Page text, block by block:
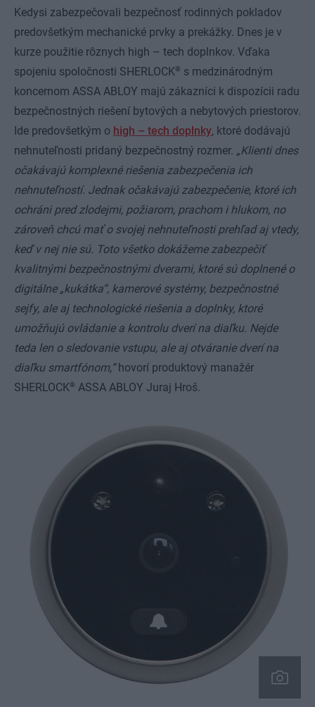
Kedysi zabezpečovali bezpečnosť rodinných pokladov
predovšetkým mechanické prvky a prekážky. Dnes je v
kurze použitie rôznych high – tech doplnkov. Vďaka
spojeniu spoločnosti SHERLOCK® s medzinárodným
koncernom ASSA ABLOY majú zákazníci k dispozícii radu
bezpečnostných riešení bytových a nebytových priestorov.
Ide predovšetkým o high – tech doplnky, ktoré dodávajú
nehnuteľnosti pridaný bezpečnostný rozmer. „Klienti dnes
očakávajú komplexné riešenia zabezpečenia ich
nehnuteľností. Jednak očakávajú zabezpečenie, ktoré ich
ochráni pred zlodejmi, požiarom, prachom i hlukom, no
zároveň chcú mať o svojej nehnuteľnosti prehľad aj vtedy,
keď v nej nie sú. Toto všetko dokážeme zabezpečiť
kvalitnými bezpečnostnými dverami, ktoré sú doplnené o
digitálne „kukátka“, kamerové systémy, bezpečnostné
sejfy, ale aj technologické riešenia a doplnky, ktoré
umožňujú ovládanie a kontrolu dverí na diaľku. Nejde
teda len o sledovanie vstupu, ale aj otváranie dverí na
diaľku smartfónom,“ hovorí produktový manažér
SHERLOCK® ASSA ABLOY Juraj Hroš.